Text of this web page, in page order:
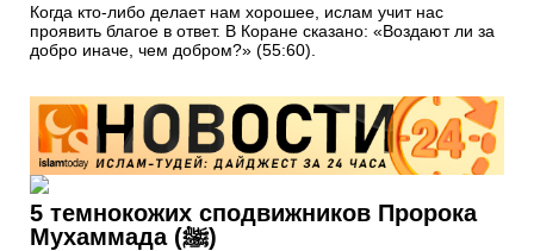
Когда кто-либо делает нам хорошее, ислам учит нас
проявить благое в ответ. В Коране сказано: «Воздают ли за
добро иначе, чем добром?» (55:60).
5 темнокожих сподвижников Пророка
Мухаммада (ﷺ)